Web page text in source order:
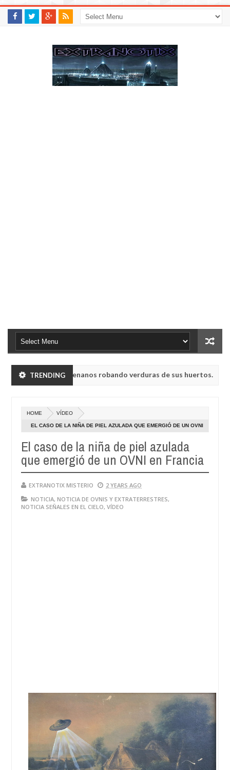
TRENDING
humanoides enanos robando verduras de sus huertos.
humanoides enanos robando verduras de sus huertos.
May
UVB-76, conocida como la radio del fin del mundo volvió a
HOME VÍDEO
EL CASO DE LA NIÑA DE PIEL AZULADA QUE EMERGIÓ DE UN OVNI
El caso de la niña de piel azulada
que emergió de un OVNI en Francia
EXTRANOTIX MISTERIO
2 YEARS AGO
NOTICIA, NOTICIA DE OVNIS Y EXTRATERRESTRES,
NOTICIA SEÑALES EN EL CIELO, VÍDEO